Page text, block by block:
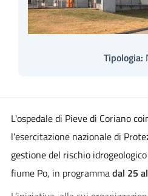
Tipologia:
L'ospedale di Pieve di Coriano
l’esercitazione nazionale di
gestione del rischio
fiume Po, in programmadal 25